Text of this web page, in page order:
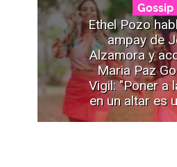
Gossip
Ethel Pozo
ampay de
Alzamora y
Maria Paz
Vigil: "Poner a
en un altar es